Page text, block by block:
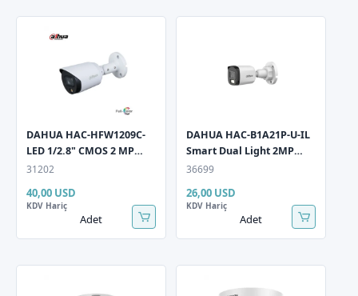
DAHUA HAC-HFW1209C-
LED 1/2.8" CMOS 2 MP
(1080P) 3,6mm Full-color
Kamerası
31202
40,00 USD
KDV Hariç
Adet
DAHUA HAC-B1A21P-U-IL
Smart Dual Light 2MP
3.6mm Bullet HD-CVI
36699
26,00 USD
KDV Hariç
Adet